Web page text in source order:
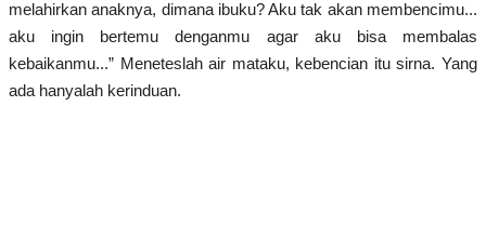
melahirkan anaknya, dimana ibuku? Aku tak akan membencimu...
aku ingin bertemu denganmu agar aku bisa membalas
kebaikanmu...” Meneteslah air mataku, kebencian itu sirna. Yang
ada hanyalah kerinduan.